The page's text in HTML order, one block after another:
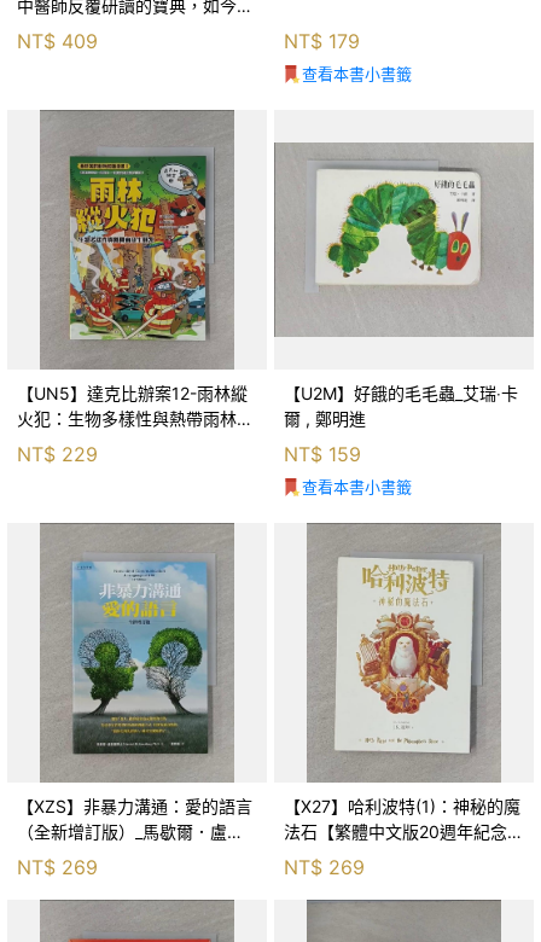
中醫師反覆研讀的寶典，如今一
般人也能實踐。12條經絡、365
個穴位白話詳解，經之所過，病
NT$ 409 NT$ 179
查看本書小書籤
【UN5】達克比辦案12-雨林縱
火犯：生物多樣性與熱帶雨林生
態系_柯智元
NT$ 229
【U2M】好餓的毛毛蟲_艾瑞‧卡
爾 , 鄭明進
NT$ 159
查看本書小書籤
【XZS】非暴力溝通：愛的語言
（全新增訂版）_馬歇爾．盧森
堡, 蕭寶森
NT$ 269
【X27】哈利波特(1)：神秘的魔
法石【繁體中文版20週年紀念】
NT$ 269